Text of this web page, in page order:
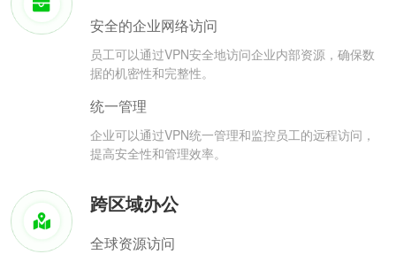
安全的企业网络访问
员工可以通过VPN安全地访问企业内部资源，确保数
据的机密性和完整性。
统一管理
企业可以通过VPN统一管理和监控员工的远程访问，
提高安全性和管理效率。
跨区域办公
全球资源访问